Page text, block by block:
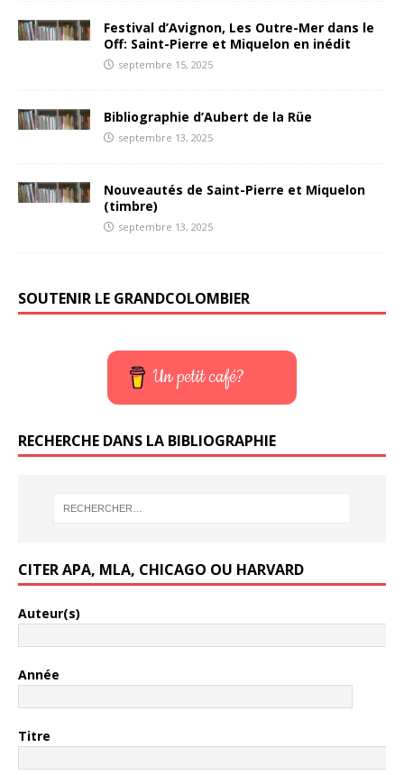
Festival d’Avignon, Les Outre-Mer dans le
Off: Saint-Pierre et Miquelon en inédit
septembre 15, 2025
Bibliographie d’Aubert de la Rüe
septembre 13, 2025
Nouveautés de Saint-Pierre et Miquelon
(timbre)
septembre 13, 2025
SOUTENIR LE GRANDCOLOMBIER
Un petit café?
RECHERCHE DANS LA BIBLIOGRAPHIE
CITER APA, MLA, CHICAGO OU HARVARD
Auteur(s)
Année
Titre